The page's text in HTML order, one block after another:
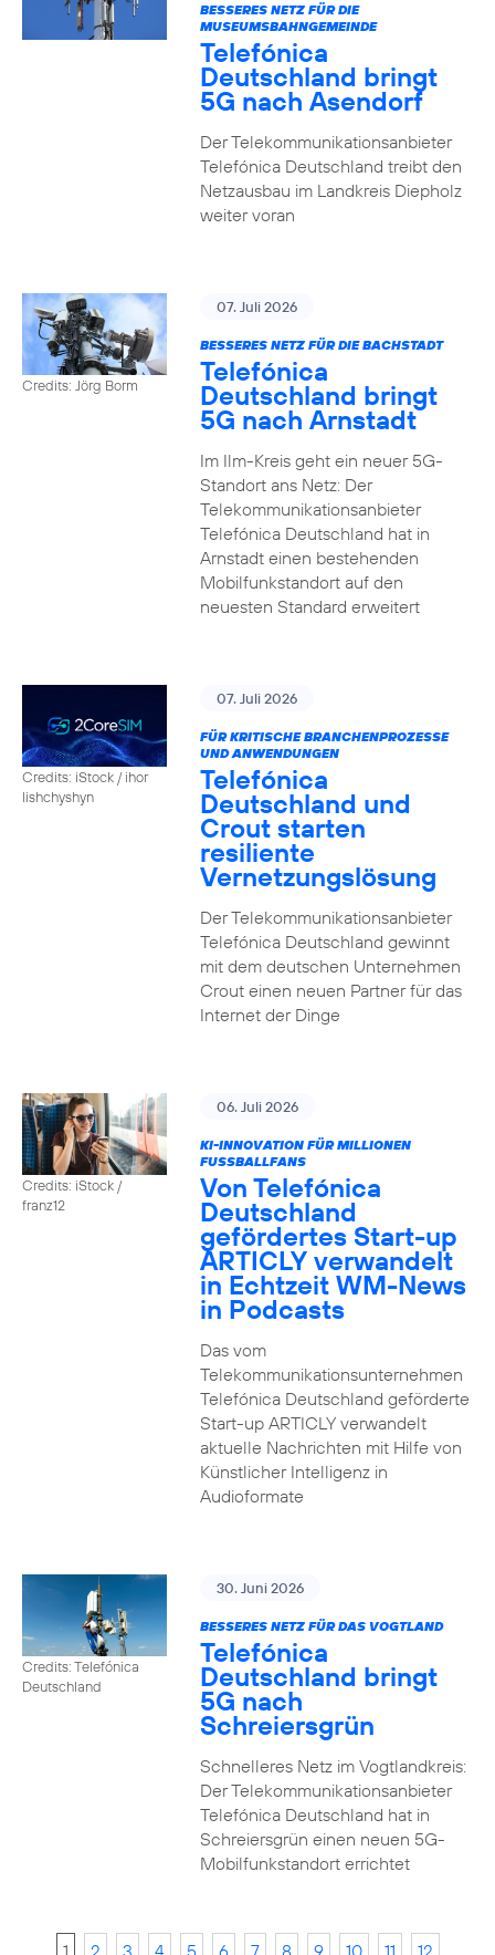
BESSERES NETZ FÜR DIE
MUSEUMSBAHNGEMEINDE
Telefónica
Deutschland bringt
5G nach Asendorf
Der Telekommunikationsanbieter
Telefónica Deutschland treibt den
Netzausbau im Landkreis Diepholz
weiter voran
Credits: Jörg Borm
07. Juli 2026
BESSERES NETZ FÜR DIE BACHSTADT
Telefónica
Deutschland bringt
5G nach Arnstadt
Im Ilm-Kreis geht ein neuer 5G-
Standort ans Netz: Der
Telekommunikationsanbieter
Telefónica Deutschland hat in
Arnstadt einen bestehenden
Mobilfunkstandort auf den
neuesten Standard erweitert
Credits: iStock / ihor
lishchyshyn
07. Juli 2026
FÜR KRITISCHE BRANCHENPROZESSE
UND ANWENDUNGEN
Telefónica
Deutschland und
Crout starten
resiliente
Vernetzungslösung
Der Telekommunikationsanbieter
Telefónica Deutschland gewinnt
mit dem deutschen Unternehmen
Crout einen neuen Partner für das
Internet der Dinge
Credits: iStock /
franz12
06. Juli 2026
KI-INNOVATION FÜR MILLIONEN
FUSSBALLFANS
Von Telefónica
Deutschland
gefördertes Start-up
ARTICLY verwandelt
in Echtzeit WM-News
in Podcasts
Das vom
Telekommunikationsunternehmen
Telefónica Deutschland geförderte
Start-up ARTICLY verwandelt
aktuelle Nachrichten mit Hilfe von
Künstlicher Intelligenz in
Audioformate
Credits: Telefónica
Deutschland
30. Juni 2026
BESSERES NETZ FÜR DAS VOGTLAND
Telefónica
Deutschland bringt
5G nach
Schreiersgrün
Schnelleres Netz im Vogtlandkreis:
Der Telekommunikationsanbieter
Telefónica Deutschland hat in
Schreiersgrün einen neuen 5G-
Mobilfunkstandort errichtet
1 2 3 4 5 6 7 8 9 10 11 12